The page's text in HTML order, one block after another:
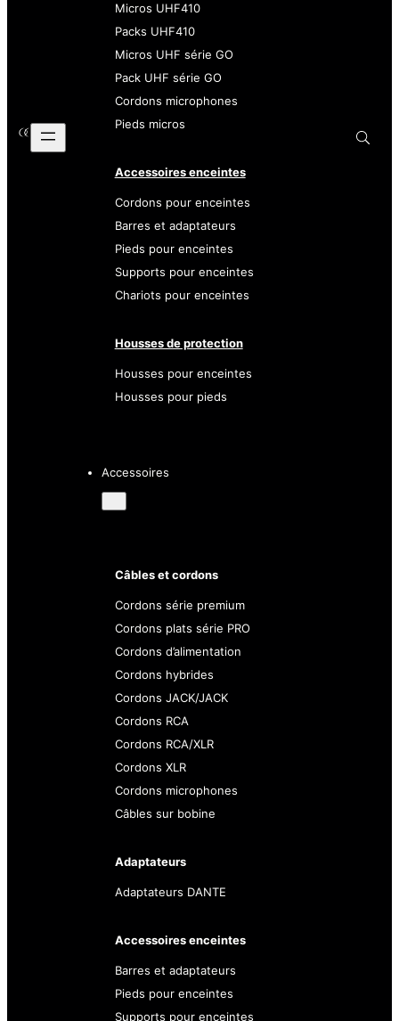
Micros UHF410
Packs UHF410
Micros UHF série GO
Pack UHF série GO
Cordons microphones
Pieds micros
Accessoires enceintes
Cordons pour enceintes
Barres et adaptateurs
Pieds pour enceintes
Supports pour enceintes
Chariots pour enceintes
Housses de protection
Housses pour enceintes
Housses pour pieds
Accessoires
Câbles et cordons
Cordons série premium
Cordons plats série PRO
Cordons d’alimentation
Cordons hybrides
Cordons JACK/JACK
Cordons RCA
Cordons RCA/XLR
Cordons XLR
Cordons microphones
Câbles sur bobine
Adaptateurs
Adaptateurs DANTE
Accessoires enceintes
Barres et adaptateurs
Pieds pour enceintes
Supports pour enceintes